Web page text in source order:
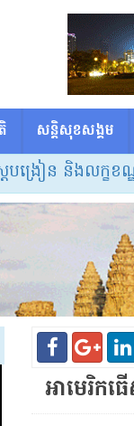
សន្តិសុខសង្គម
ងលក្ខខណ្ឌប្រក
អាមេរិក